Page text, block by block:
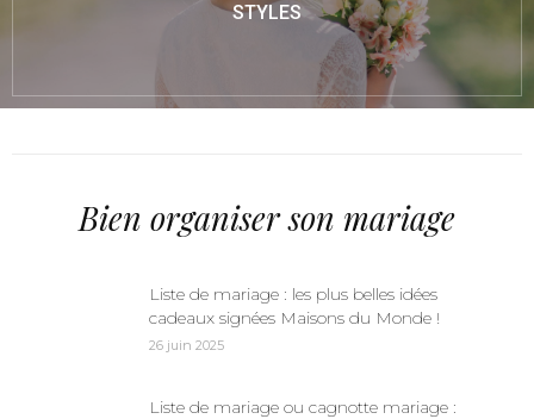
STYLES
Bien organiser son mariage
Liste de mariage : les plus belles idées
cadeaux signées Maisons du Monde !
26 juin 2025
Liste de mariage ou cagnotte mariage :